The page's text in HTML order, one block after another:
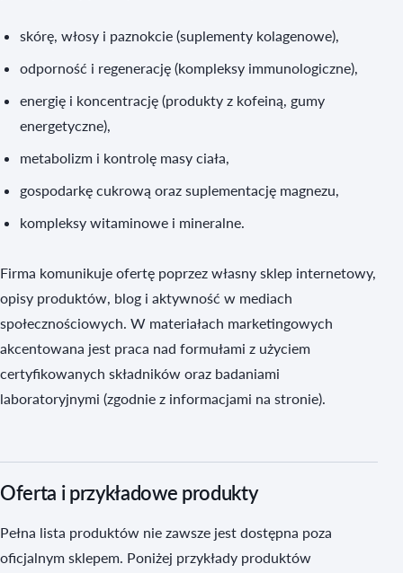
skórę, włosy i paznokcie (suplementy kolagenowe),
odporność i regenerację (kompleksy immunologiczne),
energię i koncentrację (produkty z kofeiną, gumy
energetyczne),
metabolizm i kontrolę masy ciała,
gospodarkę cukrową oraz suplementację magnezu,
kompleksy witaminowe i mineralne.
Firma komunikuje ofertę poprzez własny sklep internetowy,
opisy produktów, blog i aktywność w mediach
społecznościowych. W materiałach marketingowych
akcentowana jest praca nad formułami z użyciem
certyfikowanych składników oraz badaniami
laboratoryjnymi (zgodnie z informacjami na stronie).
Oferta i przykładowe produkty
Pełna lista produktów nie zawsze jest dostępna poza
oficjalnym sklepem. Poniżej przykłady produktów